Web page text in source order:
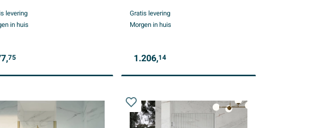
levering
in huis
75
Gratis levering
Morgen in huis
1.206,14